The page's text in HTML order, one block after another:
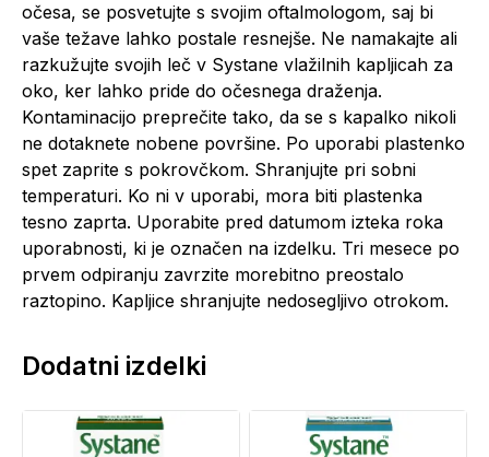
očesa, se posvetujte s svojim oftalmologom, saj bi
vaše težave lahko postale resnejše. Ne namakajte ali
razkužujte svojih leč v Systane vlažilnih kapljicah za
oko, ker lahko pride do očesnega draženja.
Kontaminacijo preprečite tako, da se s kapalko nikoli
ne dotaknete nobene površine. Po uporabi plastenko
spet zaprite s pokrovčkom. Shranjujte pri sobni
temperaturi. Ko ni v uporabi, mora biti plastenka
tesno zaprta. Uporabite pred datumom izteka roka
uporabnosti, ki je označen na izdelku. Tri mesece po
prvem odpiranju zavrzite morebitno preostalo
raztopino. Kapljice shranjujte nedosegljivo otrokom.
Dodatni izdelki